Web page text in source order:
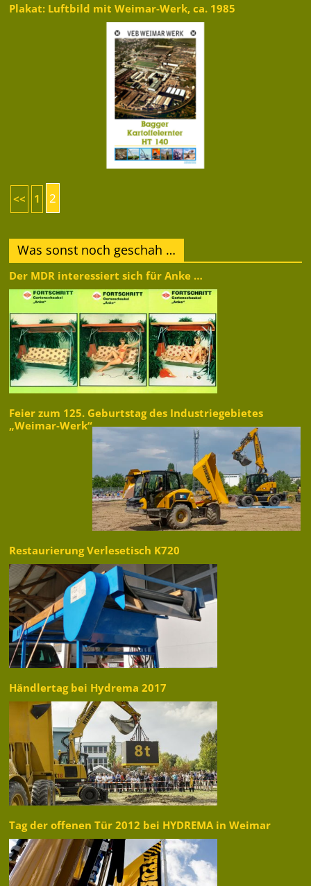
Plakat: Luftbild mit Weimar-Werk, ca. 1985
<< 1 2
Was sonst noch geschah …
Der MDR interessiert sich für Anke …
Feier zum 125. Geburtstag des Industriegebietes
„Weimar-Werk“
Restaurierung Verlesetisch K720
Händlertag bei Hydrema 2017
Tag der offenen Tür 2012 bei HYDREMA in Weimar